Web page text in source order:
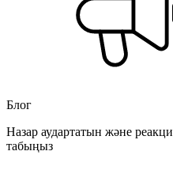
Блог
Назар аудартатын және
табыңыз